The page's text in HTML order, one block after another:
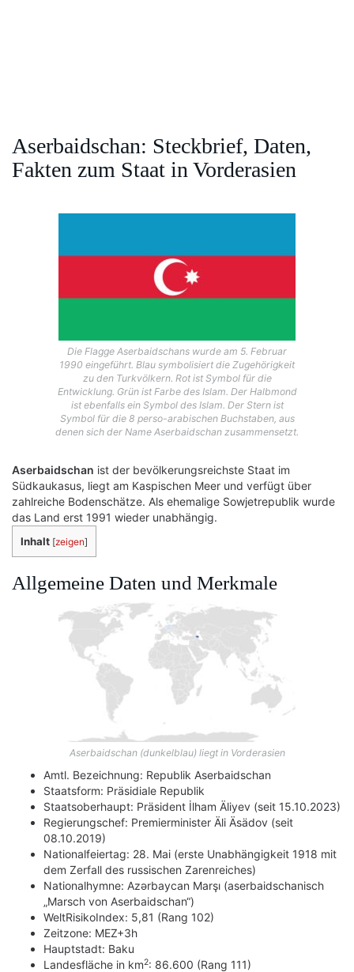
Aserbaidschan: Steckbrief, Daten,
Fakten zum Staat in Vorderasien
Die Flagge Aserbaidschans wurde am 5. Februar
1990 eingeführt. Blau symbolisiert die Zugehörigkeit
zu den Turkvölkern. Rot ist Symbol für die
Entwicklung. Grün ist Farbe des Islam. Der Halbmond
ist ebenfalls ein Symbol des Islam. Der Stern ist
Symbol für die 8 perso-arabischen Buchstaben, aus
denen sich der Name Aserbaidschan zusammensetzt.
Aserbaidschan ist der bevölkerungsreichste Staat im
Südkaukasus, liegt am Kaspischen Meer und verfügt über
zahlreiche Bodenschätze. Als ehemalige Sowjetrepublik wurde
das Land erst 1991 wieder unabhängig.
Inhalt [zeigen]
Allgemeine Daten und Merkmale
Aserbaidschan (dunkelblau) liegt in Vorderasien
Amtl. Bezeichnung: Republik Aserbaidschan
Staatsform: Präsidiale Republik
Staatsoberhaupt: Präsident İlham Äliyev (seit 15.10.2023)
Regierungschef: Premierminister Äli Äsädov (seit
08.10.2019)
Nationalfeiertag: 28. Mai (erste Unabhängigkeit 1918 mit
dem Zerfall des russischen Zarenreiches)
Nationalhymne: Azərbaycan Marşı (aserbaidschanisch
„Marsch von Aserbaidschan“)
WeltRisikoIndex: 5,81 (Rang 102)
Zeitzone: MEZ+3h
Hauptstadt: Baku
Landesfläche in km2: 86.600 (Rang 111)